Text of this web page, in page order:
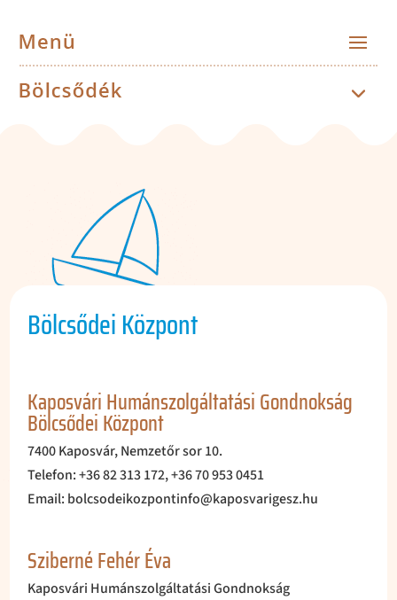
Bölcsődei Központ
Kaposvári Humánszolgáltatási Gondnokság
Bölcsődei Központ
7400 Kaposvár, Nemzetőr sor 10.
Telefon: +36 82 313 172, +36 70 953 0451
Email: bolcsodeikozpontinfo@kaposvarigesz.hu
Sziberné Fehér Éva
Kaposvári Humánszolgáltatási Gondnokság